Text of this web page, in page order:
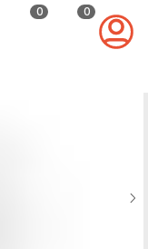
0 0